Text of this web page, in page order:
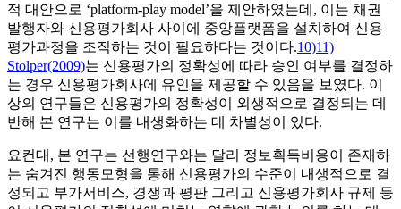
적 대안으로 ‘platform-play model’을 제안하였는데, 이는 채권
발행자와 신용평가회사 사이에 중앙플랫폼을 설치하여 신용
평가과정을 조직하는 것이 필요하다는 것이다.10)11)
Stolper(2009)는 신용평가의 정확성에 따라 승인 여부를 결정하
는 경우 신용평가회사에 유인을 제공할 수 있음을 보였다. 이
상의 연구들은 신용평가의 정확성이 외생적으로 결정되는 데
반해 본 연구는 이를 내생화하는 데 차별성이 있다.
요컨대, 본 연구는 선행연구와는 달리 정보획득비용이 존재하
는 숨겨진 행동모형을 통해 신용평가의 수준이 내생적으로 결
정되고 부가서비스, 경쟁과 평판 그리고 신용평가회사 규제 등